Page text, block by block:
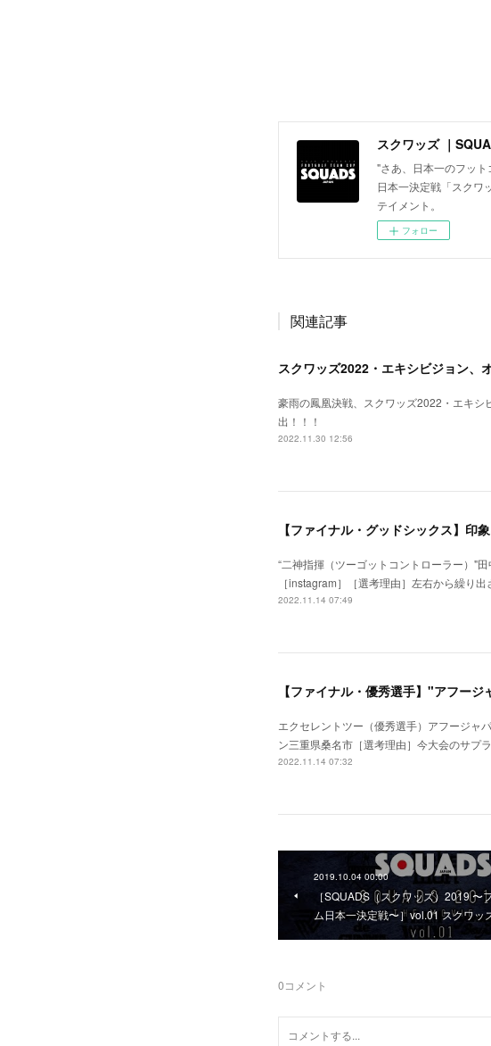
"さあ、日本一のフッ
日本一決定戦「スクワ
テイメント。
フォロー
関連記事
スクワッズ2022・エキシビジョン、
豪雨の鳳凰決戦、スクワッズ2022・エキシ
出！！！
2022.11.30 12:56
“二神指揮（ツーゴットコントローラー）"
［instagram］［選考理由］左右から繰り
2022.11.14 07:49
エクセレントツー（優秀選手）アフージャ
ン三重県桑名市［選考理由］今大会のサプ
2022.11.14 07:32
2019.10.04 00:00
［SQUADS（スクワッズ）2019 〜
ム日本一決定戦〜］vol.01 スクワ
0コメント